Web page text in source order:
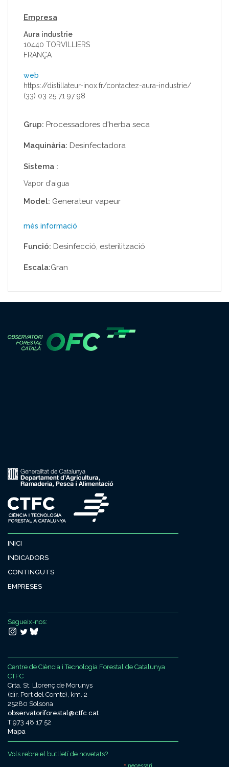
Empresa
Aura industrie
10440 TORVILLIERS
FRANÇA
web
https://distillateur-inox.fr/contactez-aura-industrie/
(33) 03 25 71 97 98
Grup: Processadores d'herba seca
Maquinària: Desinfectadora
Sistema :
Vapor d'aigua
Model: Generateur vapeur
més informació
Funció: Desinfecció, esterilització
Escala:Gran
INICI
INDICADORS
CONTINGUTS
EMPRESES
Segueix-nos:
Centre de Ciència i Tecnologia Forestal de Catalunya
CTFC
Crta. St. Llorenç de Morunys
(dir. Port del Comte), km. 2
25280 Solsona
observatoriforestal@ctfc.cat
T 973 48 17 52
Mapa
Vols rebre el butlletí de novetats?